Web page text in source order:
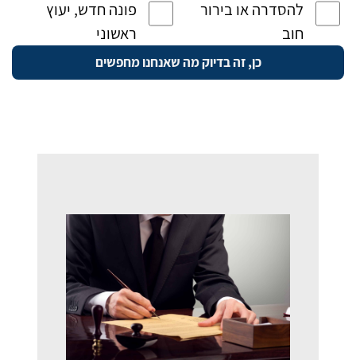
להסדרה או בירור
חוב
פונה חדש, יעוץ
ראשוני